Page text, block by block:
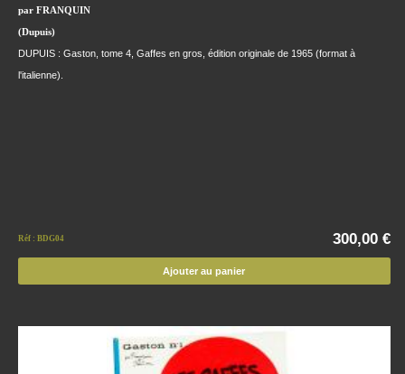
par FRANQUIN
(Dupuis)
DUPUIS : Gaston, tome 4, Gaffes en gros, édition originale de 1965 (format à
l'italienne).
Réf : BDG04 300,00 €
Ajouter au panier